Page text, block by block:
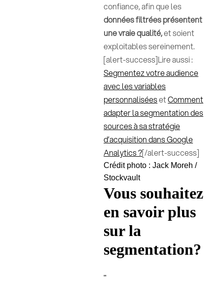
confiance, afin que les
données filtrées présentent
une vraie qualité,et soient
exploitables sereinement.
[alert-success]Lire aussi :
Segmentez votre audience
avec les variables
personnaliséesetComment
adapter la segmentation des
sources à sa stratégie
d’acquisition dans Google
Analytics ?[/alert-success]
Crédit photo : Jack Moreh /
Stockvault
Vous souhaitez
en savoir plus
sur la
segmentation?
"